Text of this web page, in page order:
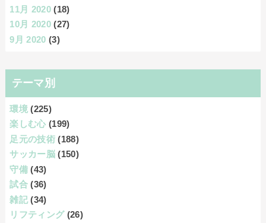
11月 2020 (18)
10月 2020 (27)
9月 2020 (3)
テーマ別
環境 (225)
楽しむ心 (199)
足元の技術 (188)
サッカー脳 (150)
守備 (43)
試合 (36)
雑記 (34)
リフティング (26)